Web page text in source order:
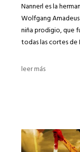
Nannerl es la
Wolfgang
niña prodigio, que
todas las cortes de
leer más